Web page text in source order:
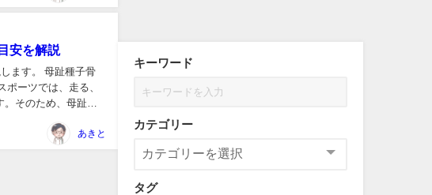
安を解説
ます。 母趾種子骨
ポーツでは、走る、
そのため、母趾種
あきと
キーワード
カテゴリー
タグ